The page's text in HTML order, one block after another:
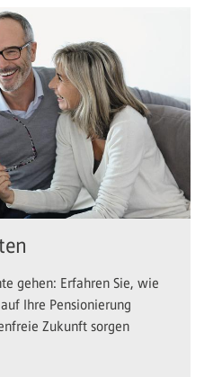
gehen: Erfahren Sie, wie
Ihre Pensionierung
Zukunft sorgen